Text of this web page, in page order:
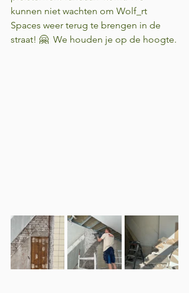
kunnen niet wachten om Wolf_rt
Spaces weer terug te brengen in de
straat! 🤗  We houden je op de hoogte.